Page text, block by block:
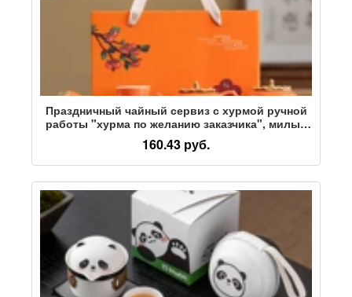
Праздничный чайный сервиз с хурмой ручной
работы "хурма по желанию заказчика", милый
креативный и практичный набор праздничных
сувениров для свадебных мероприятий
160.43 руб.